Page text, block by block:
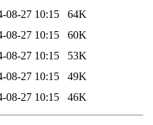
08-27 10:15
64K
08-27 10:15
60K
08-27 10:15
53K
08-27 10:15
49K
08-27 10:15 46K